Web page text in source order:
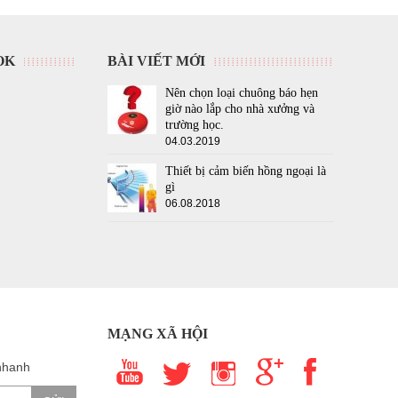
BÀI VIẾT MỚI
Nên chọn loại chuông báo hẹn
giờ nào lắp cho nhà xưởng và
trường học.
04.03.2019
Thiết bị cảm biến hồng ngoại là
gì
06.08.2018
MẠNG XÃ HỘI